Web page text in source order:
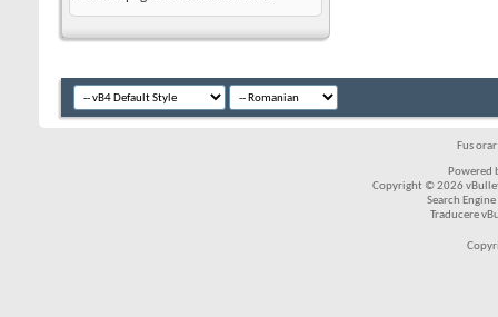
Fus
Powered
Copyright © 2026
Search
Traducere